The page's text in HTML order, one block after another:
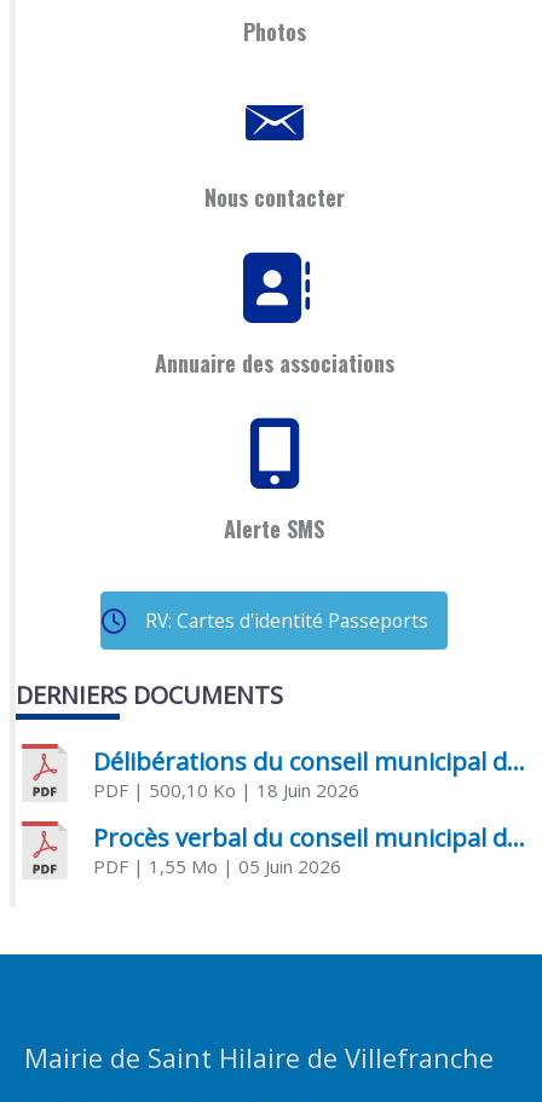
Photos
Nous contacter
Annuaire des associations
Alerte SMS
RV: Cartes d'identité Passeports
DERNIERS DOCUMENTS
Délibérations du conseil municipal du 18 juin 2026
PDF| 500,10 Ko | 18 Juin 2026
Procès verbal du conseil municipal du 05 juin 2026
PDF| 1,55 Mo | 05 Juin 2026
Mairie de Saint Hilaire de Villefranche